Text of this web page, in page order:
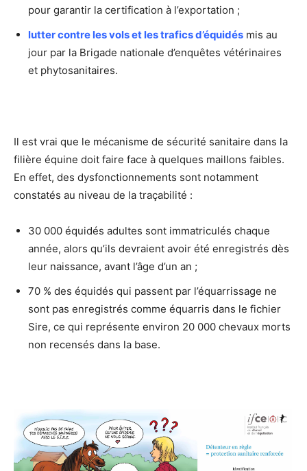
pour garantir la certification à l’exportation ;
lutter contre les vols et les trafics d’équidés mis au
jour par la Brigade nationale d’enquêtes vétérinaires
et phytosanitaires.
Il est vrai que le mécanisme de sécurité sanitaire dans la
filière équine doit faire face à quelques maillons faibles.
En effet, des dysfonctionnements sont notamment
constatés au niveau de la traçabilité :
30 000 équidés adultes sont immatriculés chaque
année, alors qu’ils devraient avoir été enregistrés dès
leur naissance, avant l’âge d’un an ;
70 % des équidés qui passent par l’équarrissage ne
sont pas enregistrés comme équarris dans le fichier
Sire, ce qui représente environ 20 000 chevaux morts
non recensés dans la base.